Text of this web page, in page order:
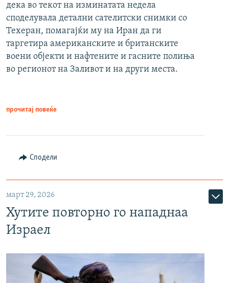
дека во текот на изминатата недела
споделувала детални сателитски снимки со
Техеран, помагајќи му на Иран да ги
таргетира американските и британските
воени објекти и нафтените и гасните полиња
во регионот на Заливот и на други места.
прочитај повеќе
Сподели
март 29, 2026
Хутите повторно го нападнаа
Израел